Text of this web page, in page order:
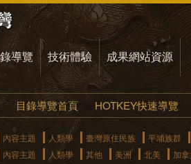
導覽 技術體驗 成果網站資源
目錄導覽首頁 HOTKEY快速導覽
內容主題 人類學 臺灣原住民族
平埔族群
內容主題 人類學 其他 美洲 北美
加